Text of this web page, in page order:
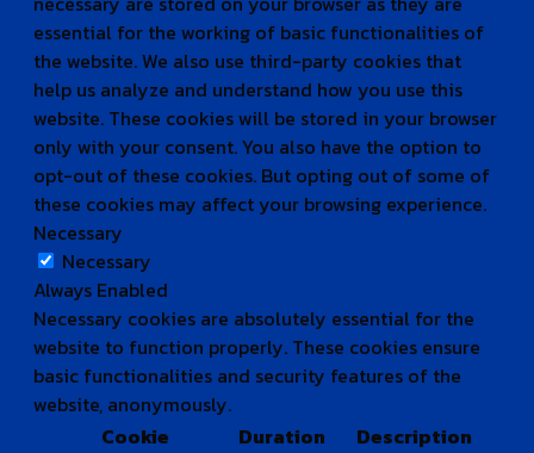
essential for the working of basic functionalities of
the website. We also use third-party cookies that
help us analyze and understand how you use this
website. These cookies will be stored in your browser
only with your consent. You also have the option to
opt-out of these cookies. But opting out of some of
these cookies may affect your browsing experience.
Necessary
Necessary
Always Enabled
Necessary cookies are absolutely essential for the
website to function properly. These cookies ensure
basic functionalities and security features of the
website, anonymously.
Cookie
Duration Description